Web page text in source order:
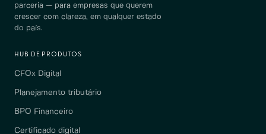
parceria — para empresas que querem
crescer com clareza, em qualquer estado
do país.
HUB DE PRODUTOS
CFOx Digital
Planejamento tributário
BPO Financeiro
Certificado digital